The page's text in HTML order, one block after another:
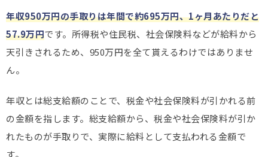
年収950万円の手取りは年間で約695万円、1ヶ月あたりだと
57.9万円です。所得税や住民税、社会保険料などが給料から
天引きされるため、950万円を全て貰えるわけではありませ
ん。
年収とは総支給額のことで、税金や社会保険料が引かれる前
の金額を指します。総支給額から、税金や社会保険料が引か
れたものが手取りで、実際に給料として支払われる金額で
す。